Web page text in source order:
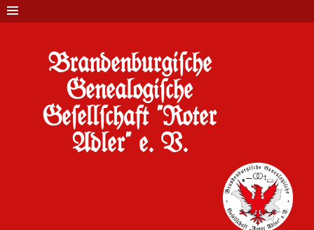
Brandenburgi#che
Genealogi#che
Ge#ell#chaft "Roter
Adler" e. V.